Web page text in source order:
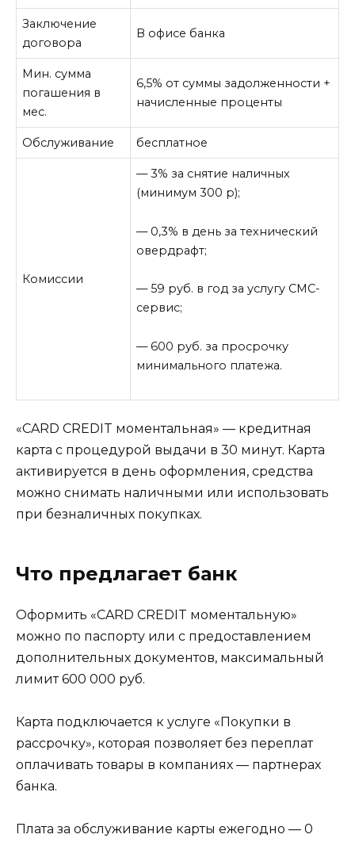
Заключение
договора
В офисе банка
Мин. сумма
погашения в
мес.
6,5% от суммы задолженности +
начисленные проценты
Обслуживание бесплатное
Комиссии
— 3% за снятие наличных
(минимум 300 р);
— 0,3% в день за технический
овердрафт;
— 59 руб. в год за услугу СМС-
сервис;
— 600 руб. за просрочку
минимального платежа.
«CARD CREDIT моментальная» — кредитная
карта с процедурой выдачи в 30 минут. Карта
активируется в день оформления, средства
можно снимать наличными или использовать
при безналичных покупках.
Что предлагает банк
Оформить «CARD CREDIT моментальную»
можно по паспорту или с предоставлением
дополнительных документов, максимальный
лимит 600 000 руб.
Карта подключается к услуге «Покупки в
рассрочку», которая позволяет без переплат
оплачивать товары в компаниях — партнерах
банка.
Плата за обслуживание карты ежегодно — 0